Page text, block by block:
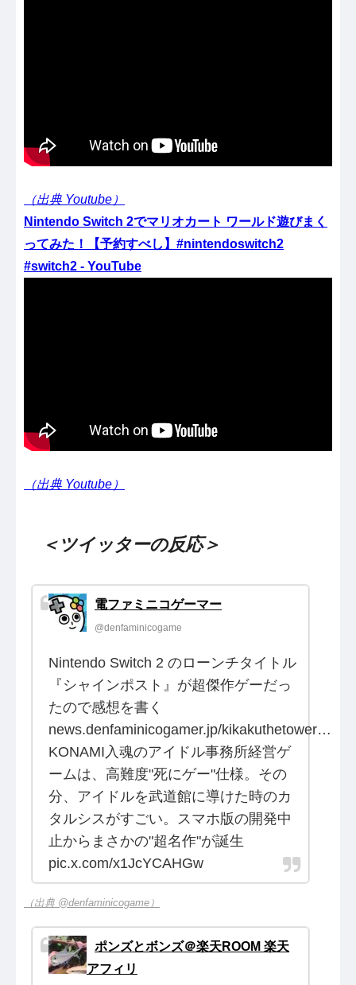
（出典 Youtube）
Nintendo Switch 2でマリオカート ワールド遊びまく
ってみた！【予約すべし】#nintendoswitch2
#switch2 - YouTube
（出典 Youtube）
＜ツイッターの反応＞
電ファミニコゲーマー
@denfaminicogame
Nintendo Switch 2 のローンチタイトル
『シャインポスト』が超傑作ゲーだっ
たので感想を書く
news.denfaminicogamer.jp/kikakuthetower…
KONAMI入魂のアイドル事務所経営ゲ
ームは、高難度"死にゲー"仕様。その
分、アイドルを武道館に導けた時のカ
タルシスがすごい。スマホ版の開発中
止からまさかの"超名作"が誕生
pic.x.com/x1JcYCAHGw
（出典 @denfaminicogame）
ポンズとボンズ＠楽天ROOM 楽天
アフィリ